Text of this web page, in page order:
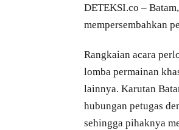
DETEKSI.co –
mempersembahkan
Rangkaian acara
lomba permainan
lainnya. Karutan
hubungan petugas
sehingga pihaknya